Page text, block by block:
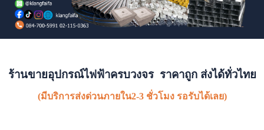
ร้านขายอุปกรณ์ไฟฟ้าครบวงจร ราคาถูก ส่งได้ทั่วไทย
(มีบริการส่งด่วนภายใน2-3 ชั่วโมง รอรับได้เลย)